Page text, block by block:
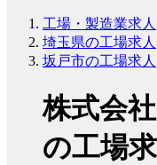
工場・製造業求人
埼玉県の工場求人
坂戸市の工場求人
株式会
の工場